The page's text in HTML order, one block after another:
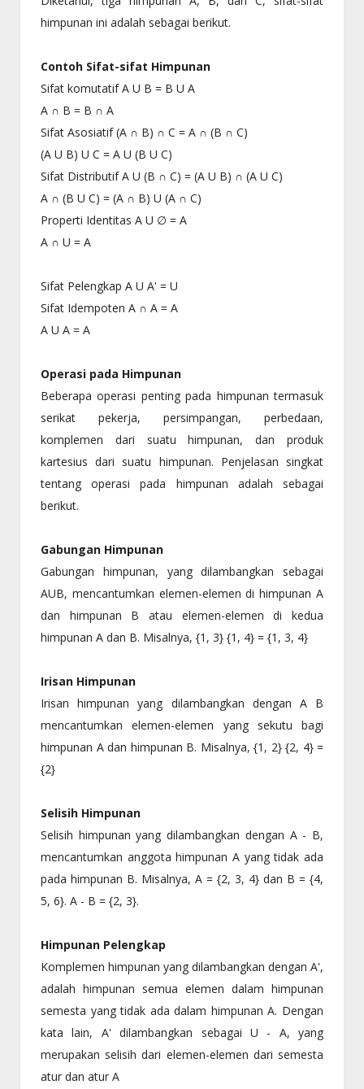
himpunan ini adalah sebagai berikut.
Contoh Sifat-sifat Himpunan
Sifat komutatif A U B = B U A
A ∩ B = B ∩ A
Sifat Asosiatif (A ∩ B) ∩ C = A ∩ (B ∩ C)
(A U B) U C = A U (B U C)
Sifat Distributif A U (B ∩ C) = (A U B) ∩ (A U C)
A ∩ (B U C) = (A ∩ B) U (A ∩ C)
Properti Identitas A U ∅ = A
A ∩ U = A
Sifat Pelengkap A U A' = U
Sifat Idempoten A ∩ A = A
A U A = A
Operasi pada Himpunan
Beberapa operasi penting pada himpunan termasuk
serikat pekerja, persimpangan, perbedaan,
komplemen dari suatu himpunan, dan produk
kartesius dari suatu himpunan. Penjelasan singkat
tentang operasi pada himpunan adalah sebagai
berikut.
Gabungan Himpunan
Gabungan himpunan, yang dilambangkan sebagai
AUB, mencantumkan elemen-elemen di himpunan A
dan himpunan B atau elemen-elemen di kedua
himpunan A dan B. Misalnya, {1, 3} {1, 4} = {1, 3, 4}
Irisan Himpunan
Irisan himpunan yang dilambangkan dengan A B
mencantumkan elemen-elemen yang sekutu bagi
himpunan A dan himpunan B. Misalnya, {1, 2} {2, 4} =
{2}
Selisih Himpunan
Selisih himpunan yang dilambangkan dengan A - B,
mencantumkan anggota himpunan A yang tidak ada
pada himpunan B. Misalnya, A = {2, 3, 4} dan B = {4,
5, 6}. A - B = {2, 3}.
Himpunan Pelengkap
Komplemen himpunan yang dilambangkan dengan A',
adalah himpunan semua elemen dalam himpunan
semesta yang tidak ada dalam himpunan A. Dengan
kata lain, A' dilambangkan sebagai U - A, yang
merupakan selisih dari elemen-elemen dari semesta
atur dan atur A